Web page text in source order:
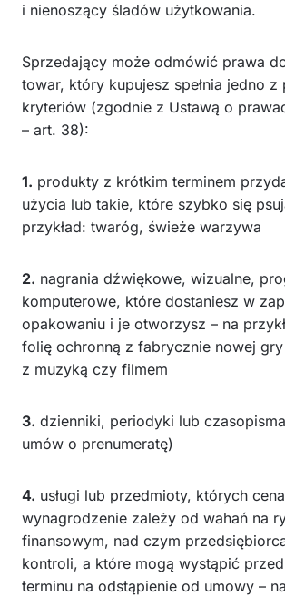
i nienoszący śladów użytkowania.
Sprzedający może odmówić prawa
towar, który kupujesz spełnia jedno z
kryteriów (zgodnie z Ustawą o
– art. 38):
1. produkty z krótkim terminem
użycia lub takie, które szybko się
przykład: twaróg, świeże warzywa
2. nagrania dźwiękowe, wizualne,
komputerowe, które dostaniesz w
opakowaniu i je otworzysz – na
folię ochronną z fabrycznie nowej gry
z muzyką czy filmem
3. dzienniki, periodyki lub
umów o prenumeratę)
4. usługi lub przedmioty, których
wynagrodzenie zależy od wahań na
finansowym, nad czym
kontroli, a które mogą wystąpić przed
terminu na odstąpienie od umowy –